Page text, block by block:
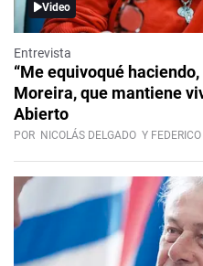
Video
Entrevista
“Me equivoqué
Moreira, que mantiene
Abierto
POR NICOLÁS DELGADO Y